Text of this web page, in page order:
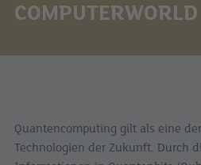
Quantencomputing gilt als eine
Technologien der Zukunft. Durch